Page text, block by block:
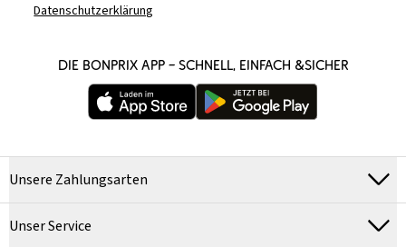
Datenschutzerklärung
DIE BONPRIX APP – SCHNELL, EINFACH &SICHER
Unsere Zahlungsarten
Unser Service